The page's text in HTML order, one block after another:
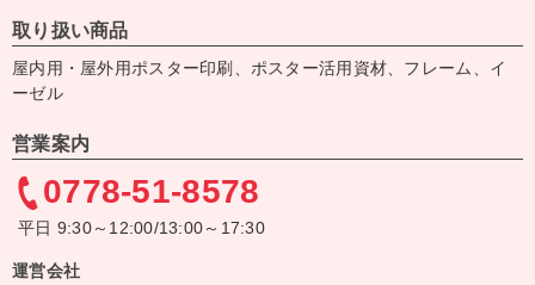
取り扱い商品
屋内用・屋外用ポスター印刷、ポスター活用資材、フレーム、イ
ーゼル
営業案内
0778-51-8578
平日 9:30～12:00/13:00～17:30
運営会社